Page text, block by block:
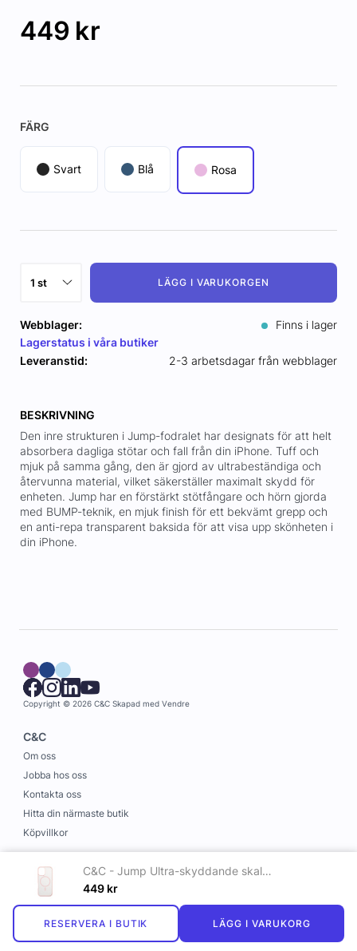
449 kr
FÄRG
Svart Blå Rosa
LÄGG I VARUKORGEN
C&C - Jump Ultra-skyddande skal med magnet till iPhone 16 Rosa
449 kr
RESERVERA I BUTIK LÄGG I VARUKORG
Webblager:
Finns i lager
Lagerstatus i våra butiker
Leveranstid:
2-3 arbetsdagar från webblager
BESKRIVNING
Den inre strukturen i Jump-fodralet har designats för att helt
absorbera dagliga stötar och fall från din iPhone. Tuff och
mjuk på samma gång, den är gjord av ultrabeständiga och
återvunna material, vilket säkerställer maximalt skydd för
enheten. Jump har en förstärkt stötfångare och hörn gjorda
med BUMP-teknik, en mjuk finish för ett bekvämt grepp och
en anti-repa transparent baksida för att visa upp skönheten i
din iPhone.
Copyright © 2026 C&C Skapad med Vendre
C&C
Om oss
Jobba hos oss
Kontakta oss
Hitta din närmaste butik
Köpvillkor
Information
Leverans och betalning
Cookies
Personuppgiftspolicy